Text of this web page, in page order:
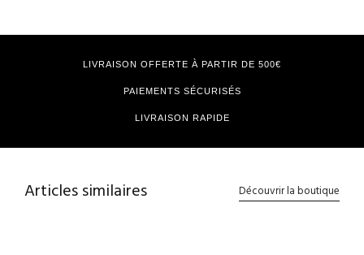
LIVRAISON OFFERTE À PARTIR DE 500€
PAIEMENTS SÉCURISÉS
LIVRAISON RAPIDE
Articles similaires Découvrir la boutique